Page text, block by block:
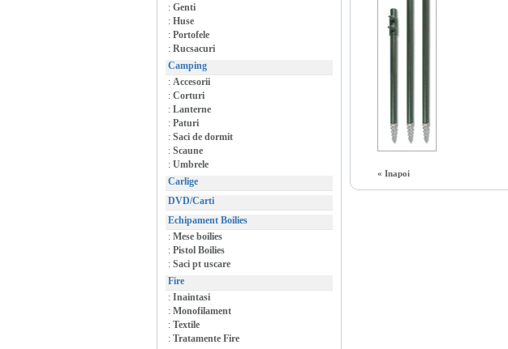
: Genti
: Huse
: Portofele
: Rucsacuri
Camping
: Accesorii
: Corturi
: Lanterne
: Paturi
: Saci de dormit
: Scaune
: Umbrele
Carlige
DVD/Carti
Echipament Boilies
: Mese boilies
: Pistol Boilies
: Saci pt uscare
Fire
: Inaintasi
: Monofilament
: Textile
: Tratamente Fire
« Inapoi